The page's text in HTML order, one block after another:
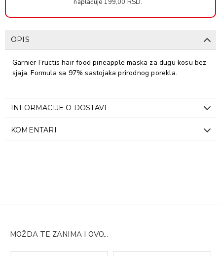
naplaćuje 199,00 RSD.
OPIS
Garnier Fructis hair food pineapple maska za dugu kosu bez
sjaja. Formula sa 97% sastojaka prirodnog porekla.
INFORMACIJE O DOSTAVI
KOMENTARI
MOŽDA TE ZANIMA I OVO...